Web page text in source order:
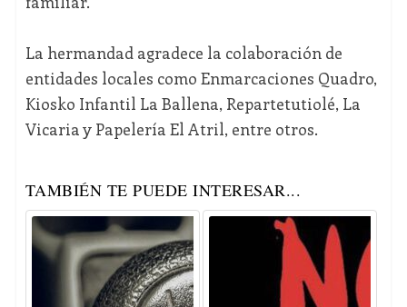
La hermandad agradece la colaboración de
entidades locales como Enmarcaciones Quadro,
Kiosko Infantil La Ballena, Repartetutiolé, La
Vicaria y Papelería El Atril, entre otros.
TAMBIÉN TE PUEDE INTERESAR...